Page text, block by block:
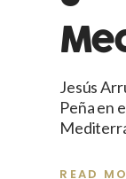
Jesús
Peña en
READ